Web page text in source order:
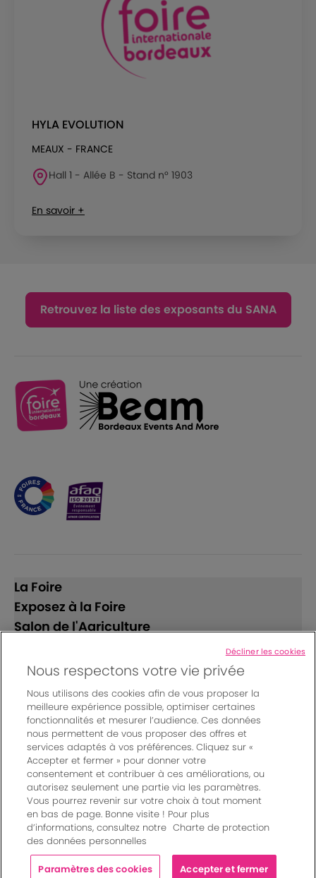
HYLA EVOLUTION
MEAUX - FRANCE
Hall 1 - Allée B - Stand n° 1903
En savoir +
Retrouvez la liste des exposants du SANA
La Foire
Exposez à la Foire
Salon de l'Agriculture
Suivez-nous
© Bordeaux Events And More | Rue Jean Samazeuilh - CS
20088 - 33070 Bordeaux cedex - France
Mentions légales|
Règlement général des manifestations
Un événement organisé par Bordeaux Events And More
Charte de protection des données personnelles
Paramètres des cookies
Nous respectons votre vie privée
Nous utilisons des cookies afin de vous proposer la
meilleure expérience possible, optimiser certaines
fonctionnalités et mesurer l’audience. Ces données
nous permettent de vous proposer des offres et
services adaptés à vos préférences. Cliquez sur «
Accepter et fermer » pour donner votre
consentement et contribuer à ces améliorations, ou
autorisez seulement une partie via les paramètres.
Vous pourrez revenir sur votre choix à tout moment
en bas de page. Bonne visite ! Pour plus
d’informations, consultez notre Charte de protection
des données personnelles
Paramètres des cookies Accepter et fermer
Décliner les cookies